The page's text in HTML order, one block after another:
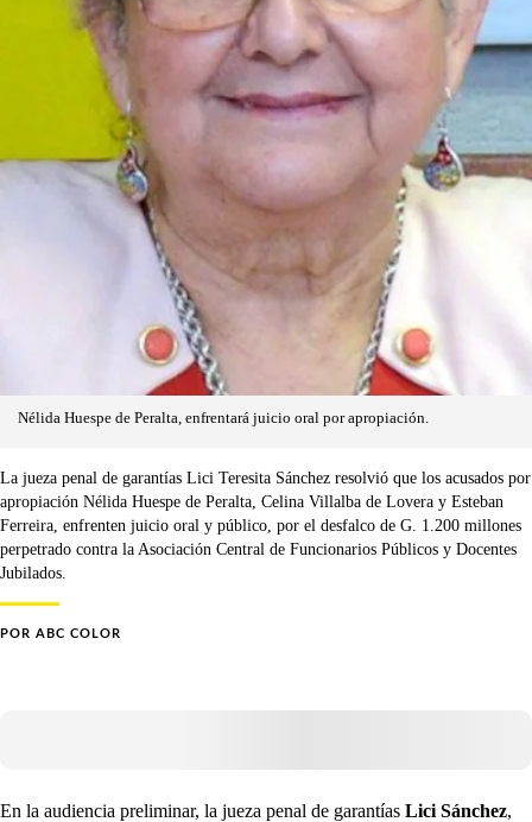
Nélida Huespe de Peralta, enfrentará juicio oral por apropiación.
La jueza penal de garantías Lici Teresita Sánchez resolvió que los acusados por
apropiación Nélida Huespe de Peralta, Celina Villalba de Lovera y Esteban
Ferreira, enfrenten juicio oral y público, por el desfalco de G. 1.200 millones
perpetrado contra la Asociación Central de Funcionarios Públicos y Docentes
Jubilados.
POR ABC COLOR
En la audiencia preliminar, la jueza penal de garantías Lici Sánchez,